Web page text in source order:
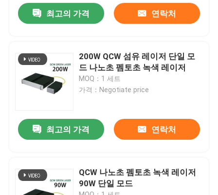
VR 쇼
공장 견학
문의하기
녹색 파이버 레이저
최고의 가격 연락처
200W QCW 섬유 레이저 단일 모
드 나노초 펨토초 녹색 레이저
MOQ：1 세트
가격：Negotiate price
최고의 가격 연락처
QCW 나노초 펨토초 녹색 레이저
90W 단일 모드